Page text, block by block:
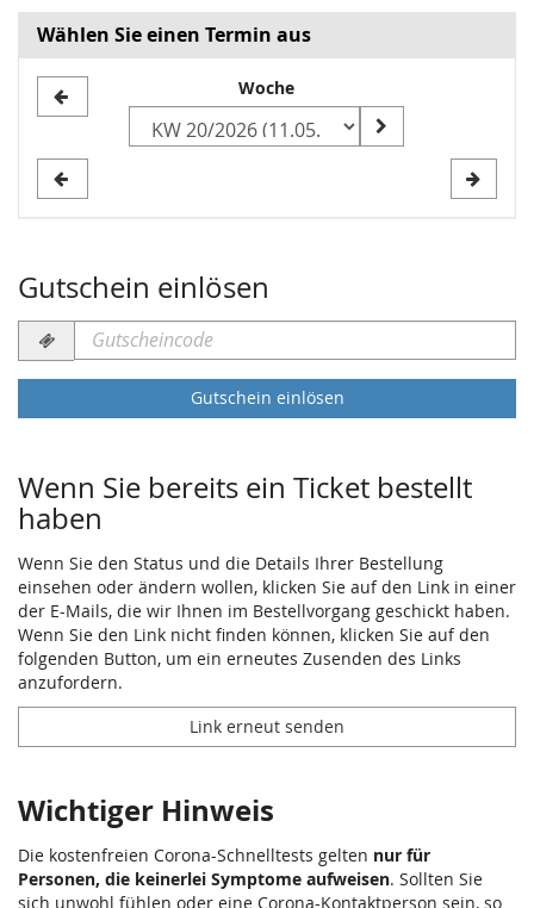
Wählen Sie einen Termin aus
zur
Woche
Gutschein einlösen
Gutscheincode
erforderlich
Gutschein einlösen
Wenn Sie bereits ein Ticket bestellt
haben
Wenn Sie den Status und die Details Ihrer Bestellung
einsehen oder ändern wollen, klicken Sie auf den Link in einer
der E-Mails, die wir Ihnen im Bestellvorgang geschickt haben.
Wenn Sie den Link nicht finden können, klicken Sie auf den
folgenden Button, um ein erneutes Zusenden des Links
anzufordern.
Link erneut senden
Wichtiger Hinweis
Die kostenfreien Corona-Schnelltests gelten nur für
Personen, die keinerlei Symptome aufweisen. Sollten Sie
sich unwohl fühlen oder eine Corona-Kontaktperson sein, so